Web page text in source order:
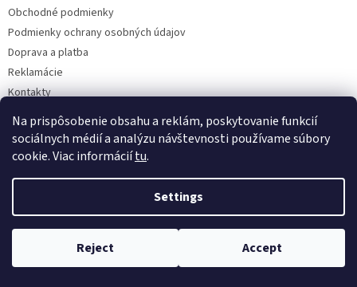
Na prispôsobenie obsahu a reklám, poskytovanie funkcií
sociálnych médií a analýzu návštevnosti používame súbory
cookie. Viac informáciítu.
Settings
Reject Accept
Obchodné podmienky
Podmienky ochrany osobných údajov
Doprava a platba
Reklamácie
Kontakty
Eshop ISEEIT. All rights reserved.
settings